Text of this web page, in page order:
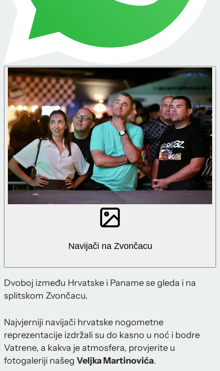
Navijači na Zvončacu
Dvoboj između Hrvatske i Paname se gleda i na
splitskom Zvončacu.
Najvjerniji navijači hrvatske nogometne
reprezentacije izdržali su do kasno u noć i bodre
Vatrene, a kakva je atmosfera, provjerite u
fotogaleriji našeg Veljka Martinovića.